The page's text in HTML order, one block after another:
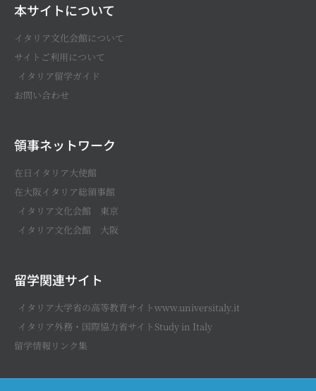
本サイトについて
イタリア文化会館について
サイトご利用について
イタリア留学ガイド
お問い合わせ
領事ネットワーク
在日イタリア大使館
在大阪イタリア総領事館
イタリア文化会館 東京
イタリア文化会館 大阪
留学関連サイト
イタリア大学省の高等教育サイトwww.universitaly.it
イタリア外務・国際協力省サイトStudy in Italy
留学情報リンク集